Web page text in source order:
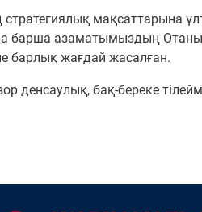
стратегиялық мақсаттарына
барша азаматымыздың
барлық жағдай жасалған.
денсаулық, бақ-береке